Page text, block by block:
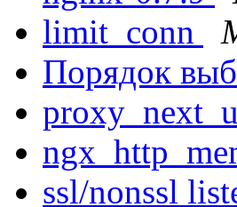
limit_conn
Порядок
ssl/nonssl